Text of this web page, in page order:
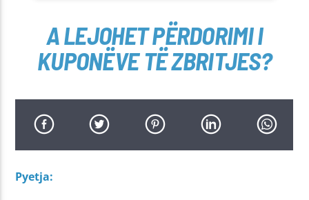
A LEJOHET PËRDORIMI I
KUPONËVE TË ZBRITJES?
Pyetja: